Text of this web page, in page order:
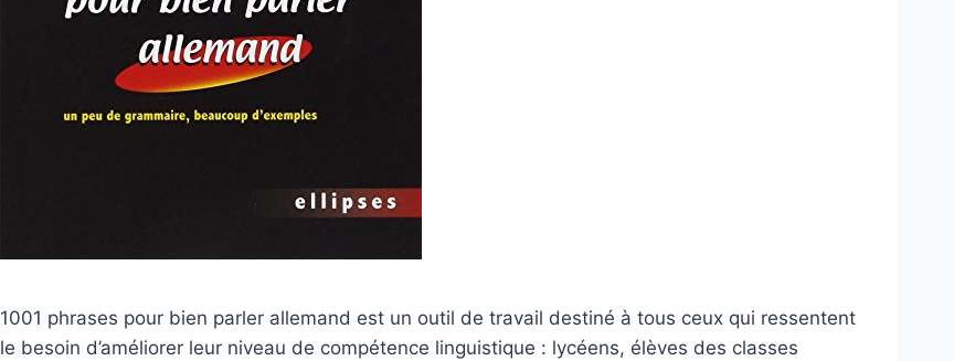
1001 phrases pour bien parler allemand est un outil de travail destiné à tous ceux qui ressentent
le besoin d’améliorer leur niveau de compétence linguistique : lycéens, élèves des classes